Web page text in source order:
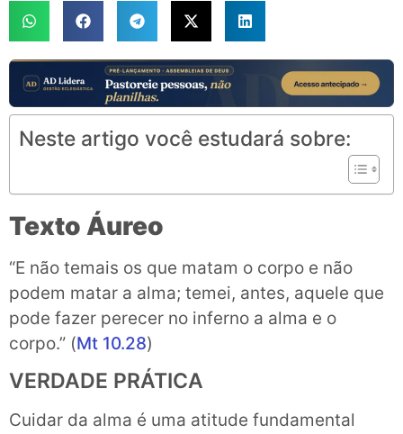
Neste artigo você estudará sobre:
Texto Áureo
“E não temais os que matam o corpo e não
podem matar a alma; temei, antes, aquele que
pode fazer perecer no inferno a alma e o
corpo.” (Mt 10.28)
VERDADE PRÁTICA
Cuidar da alma é uma atitude fundamental